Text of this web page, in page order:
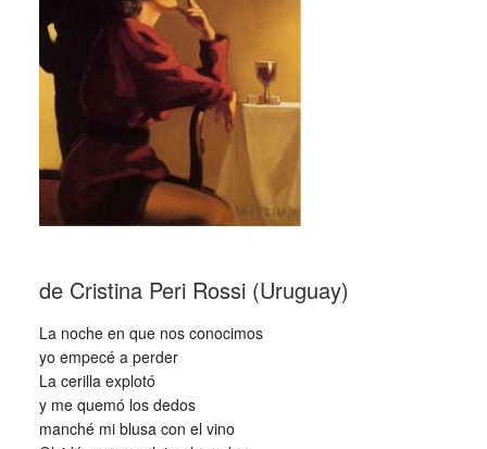
de Cristina Peri Rossi (Uruguay)
La noche en que nos conocimos
yo empecé a perder
La cerilla explotó
y me quemó los dedos
manché mi blusa con el vino